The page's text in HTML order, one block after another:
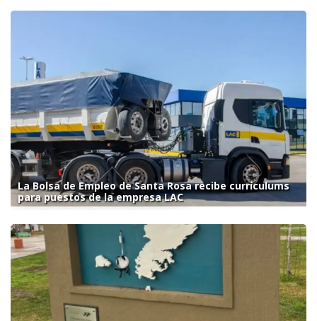
La Bolsa de Empleo de Santa Rosa recibe currículums
para puestos de la empresa LAC